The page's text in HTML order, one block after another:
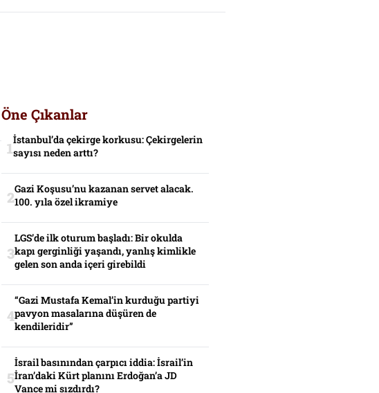
Öne Çıkanlar
İstanbul’da çekirge korkusu: Çekirgelerin
sayısı neden arttı?
Gazi Koşusu’nu kazanan servet alacak.
100. yıla özel ikramiye
LGS’de ilk oturum başladı: Bir okulda
kapı gerginliği yaşandı, yanlış kimlikle
gelen son anda içeri girebildi
“Gazi Mustafa Kemal’in kurduğu partiyi
pavyon masalarına düşüren de
kendileridir”
İsrail basınından çarpıcı iddia: İsrail’in
İran’daki Kürt planını Erdoğan’a JD
Vance mi sızdırdı?